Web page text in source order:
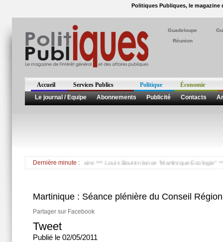
Politiques Publiques, le magazine
Guadeloupe
Réunion
Accueil Services Publics Politique
Économie
Le journal / Equipe
Abonnements Publicité Contacts
Dernière minute :
été tué par les américains *** Louis Boutrin lance "Martinique Ecologie" ***
Martinique : Séance plénière du Conseil
Partager sur Facebook
Tweet
Publié le 02/05/2011